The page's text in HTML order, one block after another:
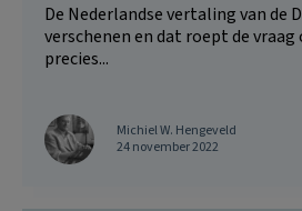
De Nederlandse vertaling van de
verschenen en dat roept de vraag
precies...
Michiel W. Hengeveld
24 november 2022